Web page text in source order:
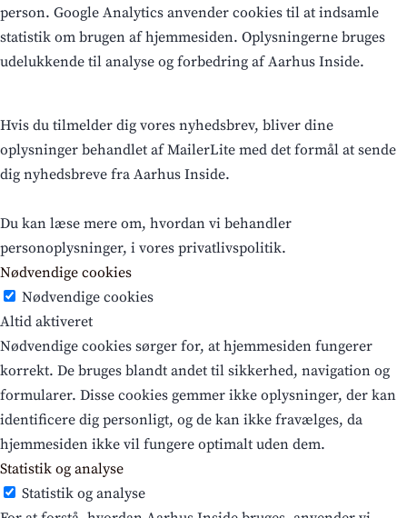
person. Google Analytics anvender cookies til at indsamle
statistik om brugen af hjemmesiden. Oplysningerne bruges
udelukkende til analyse og forbedring af Aarhus Inside.
Hvis du tilmelder dig vores nyhedsbrev, bliver dine
oplysninger behandlet af MailerLite med det formål at sende
dig nyhedsbreve fra Aarhus Inside.
Du kan læse mere om, hvordan vi behandler
personoplysninger, i vores privatlivspolitik.
Nødvendige cookies
Nødvendige cookies
Altid aktiveret
Nødvendige cookies sørger for, at hjemmesiden fungerer
korrekt. De bruges blandt andet til sikkerhed, navigation og
formularer. Disse cookies gemmer ikke oplysninger, der kan
identificere dig personligt, og de kan ikke fravælges, da
hjemmesiden ikke vil fungere optimalt uden dem.
Statistik og analyse
Statistik og analyse